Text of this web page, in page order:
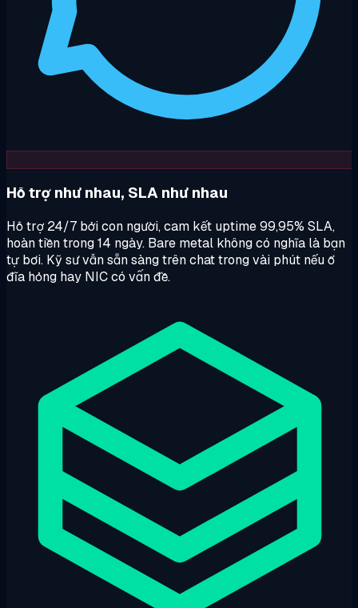
Hỗ trợ như nhau, SLA như nhau
Hỗ trợ 24/7 bởi con người, cam kết uptime 99,95% SLA,
hoàn tiền trong 14 ngày. Bare metal không có nghĩa là bạn
tự bơi. Kỹ sư vẫn sẵn sàng trên chat trong vài phút nếu ổ
đĩa hỏng hay NIC có vấn đề.